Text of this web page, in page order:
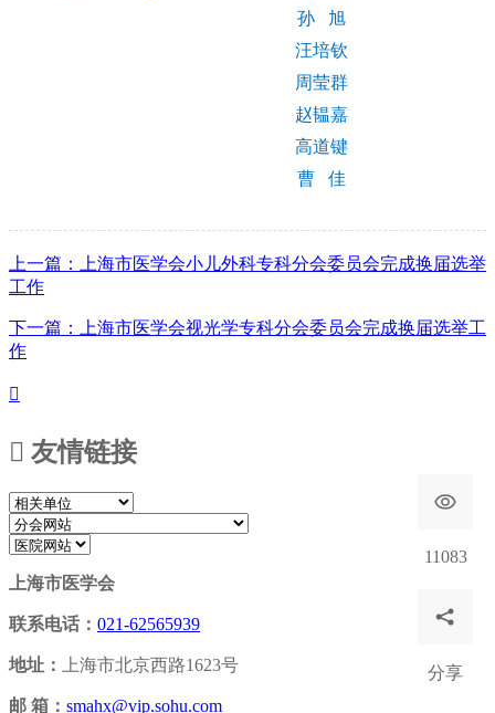
孙 旭
汪培钦
周莹群
赵韫嘉
高道键
曹 佳
上一篇：上海市医学会小儿外科专科分会委员会完成换届选举
工作
下一篇：上海市医学会视光学专科分会委员会完成换届选举工
作
11083
分享

 友情链接
上海市医学会
联系电话： 021-62565939
地址： 上海市北京西路1623号
邮 箱： smahx@vip.sohu.com